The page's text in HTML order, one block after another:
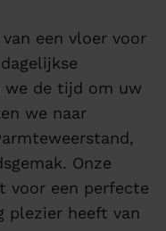
een vloer voor
we de tijd om uw
we naar
Onze
voor een perfecte
plezier heeft van